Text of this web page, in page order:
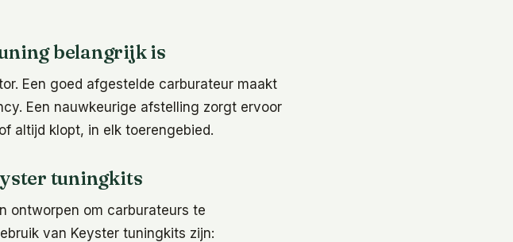
belangrijk is
Een goed afgestelde carburateur maakt
Een nauwkeurige afstelling zorgt ervoor
altijd klopt, in elk toerengebied.
tuningkits
ontworpen om carburateurs te
van Keyster tuningkits zijn: